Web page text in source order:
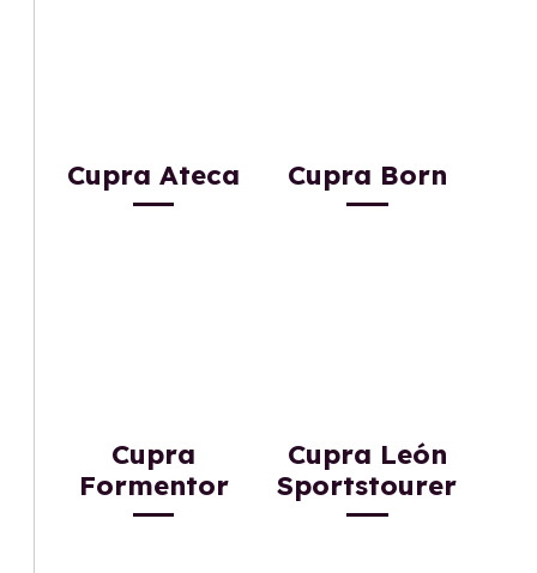
Cupra Ateca Cupra Born
Cupra
Formentor
Cupra León
Sportstourer